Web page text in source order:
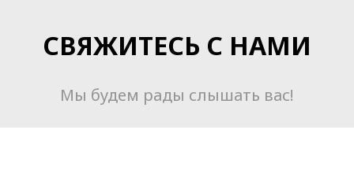
СВЯЖИТЕСЬ С НАМИ
Мы будем рады слышать вас!